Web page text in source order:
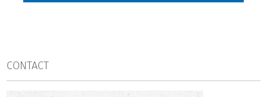
CONTACT